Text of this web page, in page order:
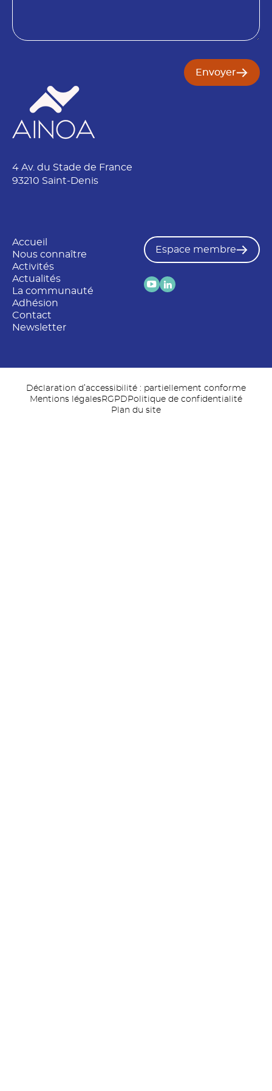
cn
Envoyer
4 Av. du Stade de France
93210 Saint-Denis
Accueil
Nous connaître
Activités
Actualités
La communauté
Adhésion
Contact
Newsletter
Espace membre
Déclaration d’accessibilité : partiellement conforme
Mentions légalesRGPD Politique de confidentialité
Plan du site